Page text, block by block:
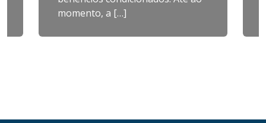
momento, a […]